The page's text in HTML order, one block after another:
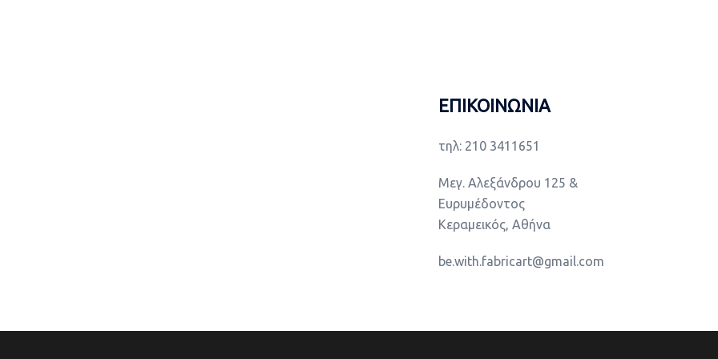
ΕΠΙΚΟΙΝΩΝΙΑ
τηλ: 210 3411651
Μεγ. Αλεξάνδρου 125 &
Ευρυμέδοντος
Κεραμεικός, Αθήνα
be.with.fabricart@gmail.com